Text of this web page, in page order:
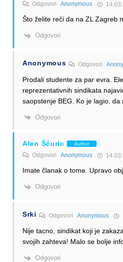
Odgovori Anonymous
Što želite reči da na ZL Zagreb
Odgovori
Anonymous Odgovori
Prodali studente za par evra.
reprezentativnih sindikata
saopstenje BEG. Ko je lagio,
Odgovori
Alen Šćuric Author
Odgovori Anonymous
Imate članak o tome. Upravo
Odgovori
Srki Odgovori Anonymous
Nije tacno, sindikat koji je
svojih zahteva! Malo se bolje
Odgovori